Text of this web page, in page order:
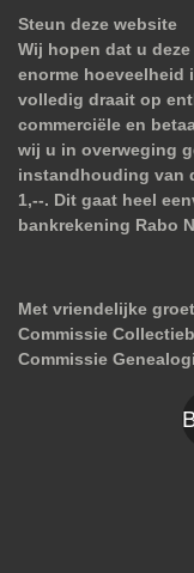
Steun deze website
Wij hopen dat u
enorme hoeveelheid
volledig draait op
commerciële en
wij u in overweging
instandhouding van
1,--. Dit gaat heel
bankrekening Rabo
Met vriendelijke groet
Commissie
Commissie